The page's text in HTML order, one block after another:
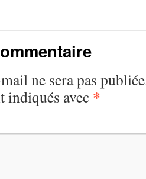
ne sera pas
indiqués avec *